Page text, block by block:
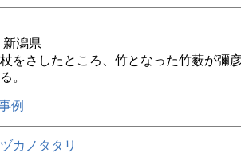
新潟県
をさしたところ、竹となった竹薮が彌
。
例
カノタタリ